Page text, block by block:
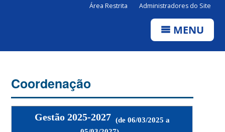
Área Restrita Administradores do Site
MENU
Coordenação
Gestão 2025-2027 (de 06/03/2025 a